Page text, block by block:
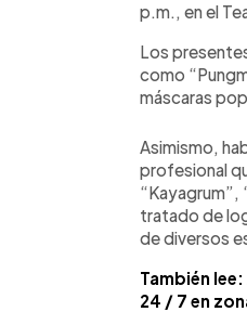
p.m., en el
Los
como
máscaras
Asimismo,
profesional
“Kayagrum”,
tratado de
de diversos
También
24 / 7 en